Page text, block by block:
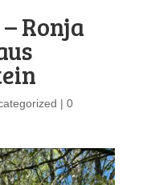
Ronja
| 0